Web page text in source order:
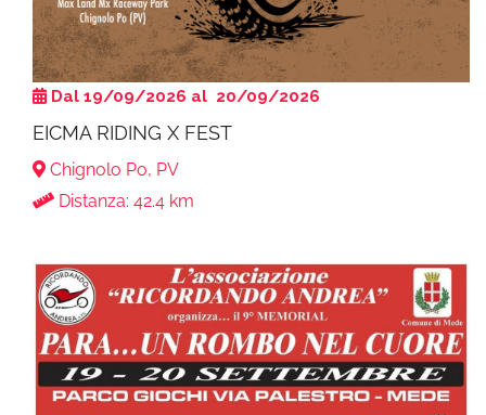
Dal 19/09/2026 al 20/09/2026
EICMA RIDING X FEST
Chignolo Po, PV
Distanza: 42.4 km